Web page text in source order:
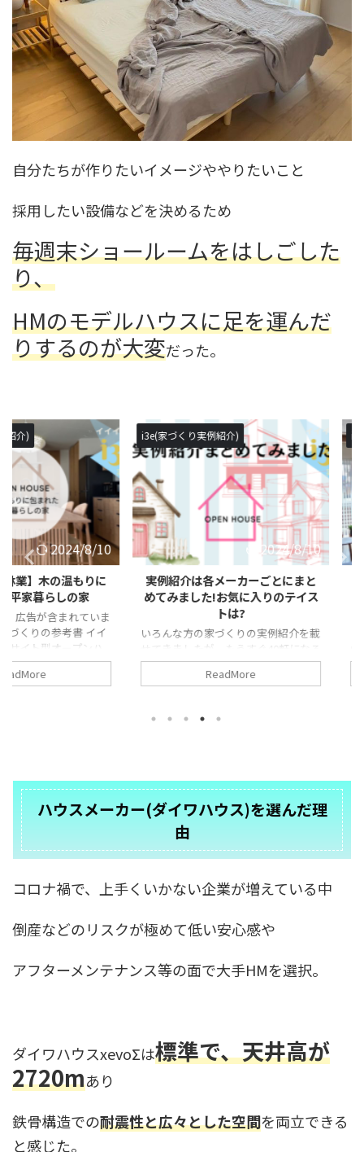
自分たちが作りたいイメージややりたいこと
採用したい設備などを決めるため
毎週末ショールームをはしごした
り、
HMのモデルハウスに足を運んだ
りするのが大変だった。
2024/8/10
温もりに
しの家
まれていま
考書 イイ
ープンハ
住まいの
さんが紹
きる家の紹
&nbsp ...
i3e(家づくり実例紹介)
2024/8/10
実例紹介は各メーカーごとにまと
めてみました!お気に入りのテイス
いろんな方の家づくりの実例紹介を載
せてきましたが、もうすぐ40軒になろ
うとしています。 そこで、今回はまず
は大手のハウスメーカーの実例紹介を
参考になればと思います。 また、実
2designfukuoka公式LINE 目次1 実
例紹介、積水ハウス ...
ReadMore
i3e(家づくり
【i3e38】
を楽しむ
ことがあり
型オープン
しの雑貨や
です。 こち
ハウスメーカー(ダイワハウス)を選んだ理
由
コロナ禍で、上手くいかない企業が増えている中
倒産などのリスクが極めて低い安心感や
アフターメンテナンス等の面で大手HMを選択。
ダイワハウスxevoΣは標準で、天井高が
2720mあり
鉄骨構造での耐震性と広々とした空間を両立できる
と感じた。